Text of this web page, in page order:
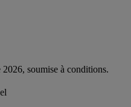
soumise à conditions.